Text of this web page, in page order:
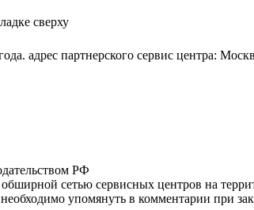
сверху
адрес партнерского сервис центра:
РФ
сетью сервисных центров на
упомянуть в комментарии при